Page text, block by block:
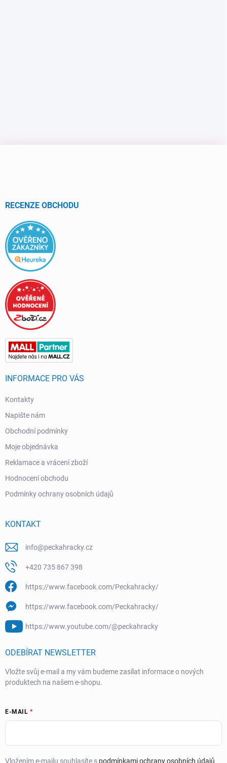
RECENZE OBCHODU
INFORMACE PRO VÁS
Kontakty
Napište nám
Obchodní podmínky
Moje objednávka
Reklamace a vrácení zboží
Hodnocení obchodu
Podmínky ochrany osobních údajů
KONTAKT
info@peckahracky.cz
+420 735 867 398
https://www.facebook.com/Peckahracky/
https://www.facebook.com/Peckahracky/
https://www.youtube.com/@peckahracky
ODEBÍRAT NEWSLETTER
Vložte svůj e-mail a my vám budeme zasílat informace o nových
produktech na našem e-shopu.
E-MAIL
Vložením e-mailu souhlasíte s podmínkami ochrany osobních údajů